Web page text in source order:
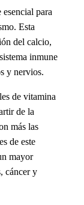
para
Esta
del calcio,
inmune
y nervios.
de vitamina
de la
más las
de este
mayor
cáncer y